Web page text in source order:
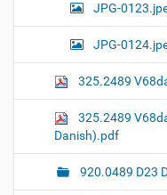
JPG-
JPG-
325.2489
325.2489
Danish).pdf
920.0489 D23